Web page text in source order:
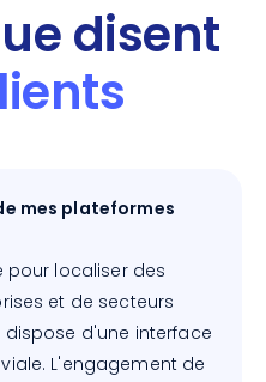
disent
mes plateformes
pour localiser des
et de secteurs
dispose d'une interface
L'engagement de